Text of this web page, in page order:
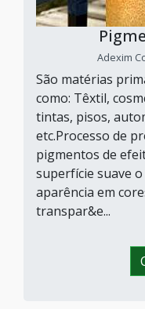
Adexim
São matérias
como: Têxtil,
tintas, pisos,
etc.Processo de
pigmentos de
superfície suave
aparência em
transpar&e...